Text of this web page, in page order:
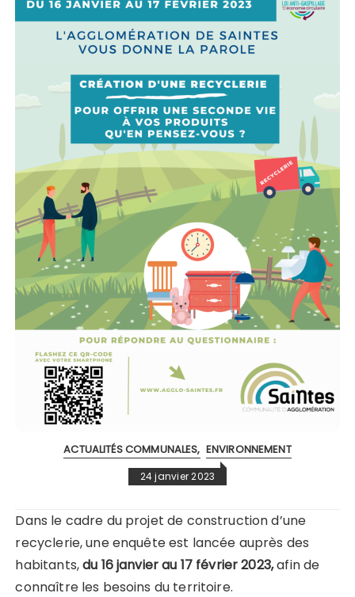
ACTUALITÉS COMMUNALES ENVIRONNEMENT
24 janvier 2023
Dans le cadre du projet de construction d’une
recyclerie, une enquête est lancée auprès des
habitants,du 16 janvier au 17 février 2023,afin de
connaître les besoins du territoire.